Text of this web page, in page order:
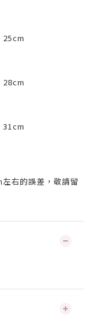
25cm
28cm
31cm
右的誤差，敬請留